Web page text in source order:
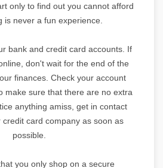
only to find out you cannot afford
is never a fun experience.
bank and credit card accounts. If
don't wait for the end of the
finances. Check your account
make sure that there are no extra
anything amiss, get in contact
card company as soon as
possible.
you only shop on a secure